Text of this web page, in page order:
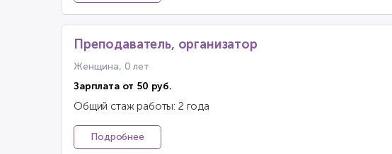
Преподаватель, организатор
Женщина, 0 лет
Зарплата от 50 руб.
Общий стаж работы: 2 года
Подробнее